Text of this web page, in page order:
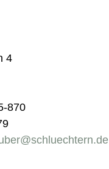
4
870